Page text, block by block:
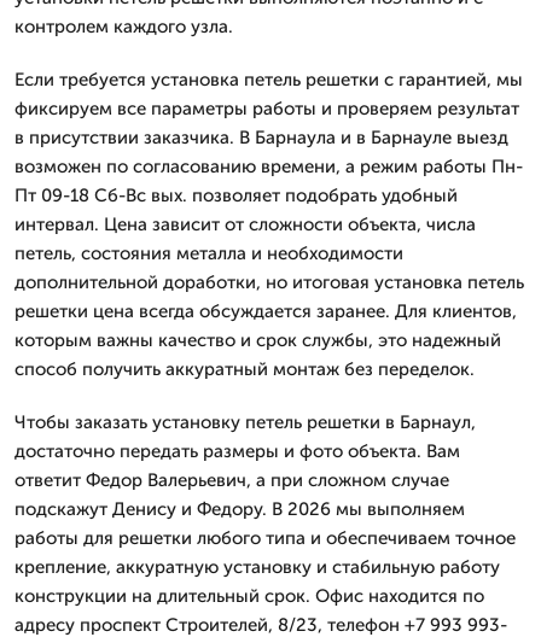
контролем каждого узла.
Если требуется установка петель решетки с гарантией, мы
фиксируем все параметры работы и проверяем результат
в присутствии заказчика. В Барнаула и в Барнауле выезд
возможен по согласованию времени, а режим работы Пн-
Пт 09-18 Сб-Вс вых. позволяет подобрать удобный
интервал. Цена зависит от сложности объекта, числа
петель, состояния металла и необходимости
дополнительной доработки, но итоговая установка петель
решетки цена всегда обсуждается заранее. Для клиентов,
которым важны качество и срок службы, это надежный
способ получить аккуратный монтаж без переделок.
Чтобы заказать установку петель решетки в Барнаул,
достаточно передать размеры и фото объекта. Вам
ответит Федор Валерьевич, а при сложном случае
подскажут Денису и Федору. В 2026 мы выполняем
работы для решетки любого типа и обеспечиваем точное
крепление, аккуратную установку и стабильную работу
конструкции на длительный срок. Офис находится по
адресу проспект Строителей, 8/23, телефон +7 993 993-